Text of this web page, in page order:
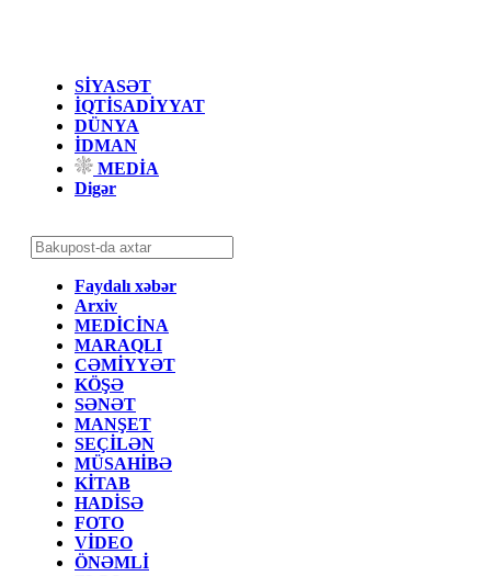
SİYASƏT
İQTİSADİYYAT
DÜNYA
İDMAN
MEDİA
Digər
Faydalı xəbər
Arxiv
MEDİCİNA
MARAQLI
CƏMİYYƏT
KÖŞƏ
SƏNƏT
MANŞET
SEÇİLƏN
MÜSAHİBƏ
KİTAB
HADİSƏ
FOTO
VİDEO
ÖNƏMLİ